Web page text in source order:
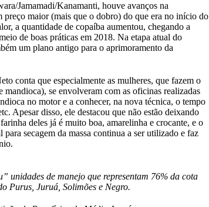
Jamamadi/Kanamanti, houve avanços na
preço maior (mais que o dobro) do que era no início do
a quantidade de copaíba aumentou, chegando a
de boas práticas em 2018. Na etapa atual do
um plano antigo para o aprimoramento da
conta que especialmente as mulheres, que fazem o
mandioca), se envolveram com as oficinas realizadas
no motor e a conhecer, na nova técnica, o tempo
Apesar disso, ele destacou que não estão deixando
deles já é muito boa, amarelinha e crocante, e o
secagem da massa continua a ser utilizado e faz
unidades de manejo que representam 76% da cota
Purus, Juruá, Solimões e Negro.